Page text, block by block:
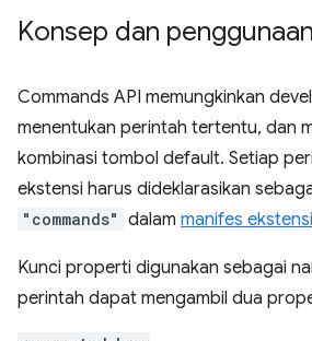
Konsep dan penggunaan
Commands API memungkinkan
menentukan perintah tertentu, dan
kombinasi tombol default. Setiap
ekstensi harus dideklarasikan
"commands" dalam manifes ekstensi
Kunci properti digunakan sebagai
perintah dapat mengambil dua